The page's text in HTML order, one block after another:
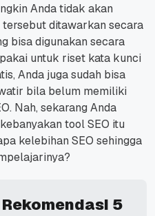
Anda tidak akan
ditawarkan secara
bisa digunakan secara
untuk riset kata kunci
Anda juga sudah bisa
bila belum memiliki
Nah, sekarang Anda
tool SEO itu
kelebihan SEO sehingga
Rekomendasi 5